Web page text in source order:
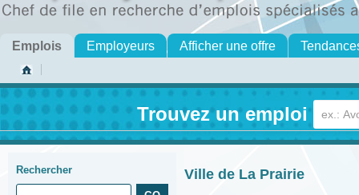
Emplois Employeurs Afficher une offre
Trouvez un emploi
Rechercher Ville de La Prairie